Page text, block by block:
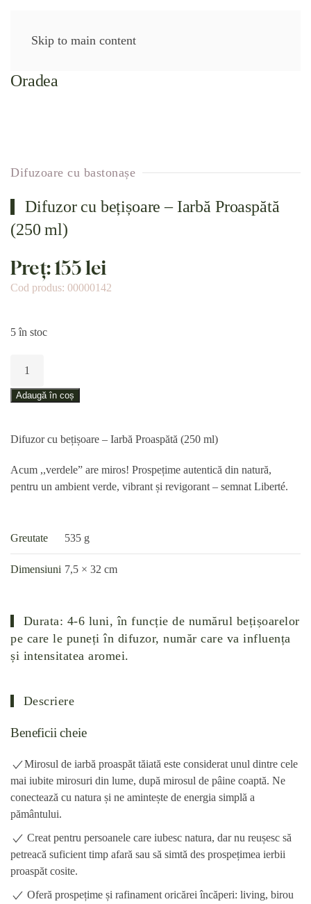
Skip to main content
Difuzoare cu bastonașe
Difuzor cu bețișoare – Iarbă Proaspătă
(250 ml)
Preț:155lei
Cod produs: 00000142
5 în stoc
cu
Iarbă
ml)
Adaugă în coș
Difuzor cu bețișoare – Iarbă Proaspătă (250 ml)
Acum ,,verdele” are miros! Prospețime autentică din natură,
pentru un ambient verde, vibrant și revigorant – semnat Liberté.
Greutate 535 g
Dimensiuni 7,5 × 32 cm
Durata: 4-6 luni, în funcție de numărul bețișoarelor
pe care le puneți în difuzor, număr care va influența
și intensitatea aromei.
Descriere
Beneficii cheie
Mirosul de iarbă proaspăt tăiată este considerat unul dintre cele
mai iubite mirosuri din lume, după mirosul de pâine coaptă. Ne
conectează cu natura și ne amintește de energia simplă a
pământului.
Creat pentru persoanele care iubesc natura, dar nu reușesc să
petreacă suficient timp afară sau să simtă des prospețimea ierbii
proaspăt cosite.
Oferă prospețime și rafinament oricărei încăperi: living, birou